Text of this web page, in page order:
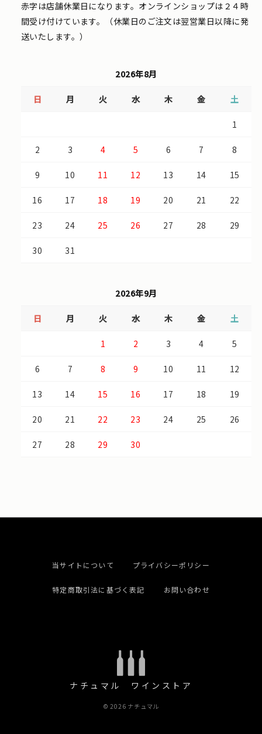
赤字は店舗休業日になります。オンラインショップは２４時
間受け付けています。（休業日のご注文は翌営業日以降に発
送いたします。）
2026年8月
日 月 火 水 木 金 土
1
2 3 4 5 6 7 8
9 10 11 12 13 14 15
16 17 18 19 20 21 22
23 24 25 26 27 28 29
30 31
2026年9月
日 月 火 水 木 金 土
1 2 3 4 5
6 7 8 9 10 11 12
13 14 15 16 17 18 19
20 21 22 23 24 25 26
27 28 29 30
当サイトについて プライバシーポリシー
特定商取引法に基づく表記 お問い合わせ
ナチュマル ワインストア
© 2026 ナチュマル